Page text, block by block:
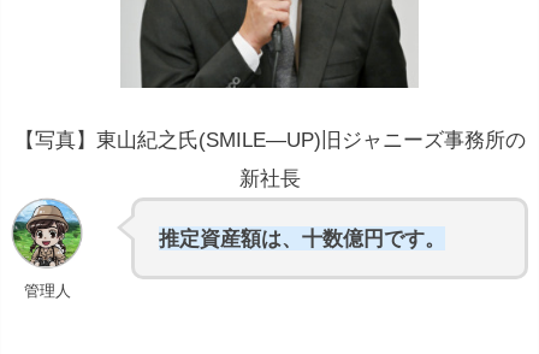
【写真】東山紀之氏(SMILE―UP)旧ジャニーズ事務所の
新社長
管理人
推定資産額は、十数億円です。